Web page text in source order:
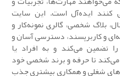
کنند ایده‌آل است. این سایت
بلاگ شخصی، گالری نمونه‌کار و
و کاربرپسند، دسترسی آسان و
تضمین می‌کند و به افراد یا
تا حرفه و برند شخصی خود
شغلی و همکاری بیشتری جذب